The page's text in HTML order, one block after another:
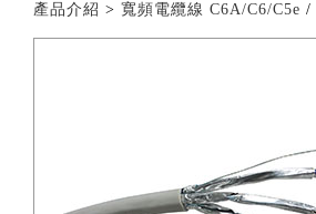
產品介紹 > 寬頻電纜線 C6A/C6/C5e /